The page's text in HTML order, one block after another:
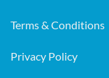
Terms & Conditions
Privacy Policy